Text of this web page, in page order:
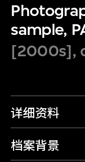
sample,
[2000s],
详细资料
档案背景